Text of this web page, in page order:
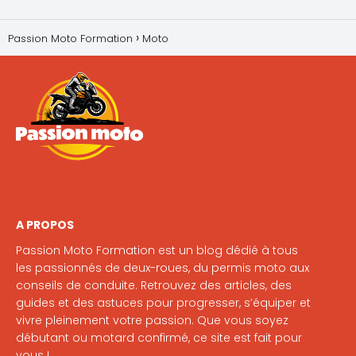
Passion Moto Formation Moto
A PROPOS
Passion Moto Formation est un blog dédié à tous
les passionnés de deux-roues, du permis moto aux
conseils de conduite. Retrouvez des articles, des
guides et des astuces pour progresser, s’équiper et
vivre pleinement votre passion. Que vous soyez
débutant ou motard confirmé, ce site est fait pour